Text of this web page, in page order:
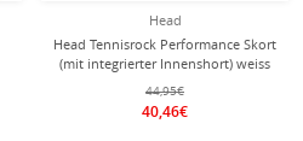
Head
Head Tennisrock Performance Skort
(mit integrierter Innenshort) weiss
Damen
44,95€
40,46€